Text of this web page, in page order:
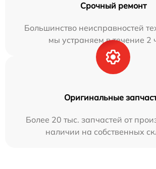
Срочный ремонт
Большинство неисправностей
мы устраняем в течение 2
Оригинальные
Более 20 тыс. запчастей от
наличии на собственных